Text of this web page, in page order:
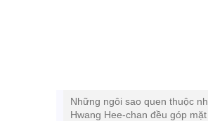
Những ngôi sao quen thuộc
Hwang Hee-chan đều góp